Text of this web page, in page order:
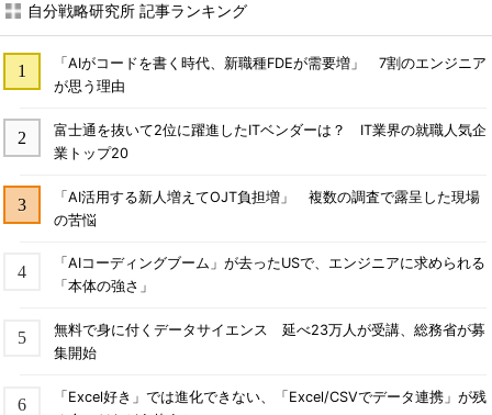
自分戦略研究所 記事ランキング
「AIがコードを書く時代、新職種FDEが需要増」 7割のエンジニア
が思う理由
富士通を抜いて2位に躍進したITベンダーは？ IT業界の就職人気企
業トップ20
「AI活用する新人増えてOJT負担増」 複数の調査で露呈した現場
の苦悩
「AIコーディングブーム」が去ったUSで、エンジニアに求められる
「本体の強さ」
無料で身に付くデータサイエンス 延べ23万人が受講、総務省が募
集開始
「Excel好き」では進化できない、「Excel/CSVでデータ連携」が残